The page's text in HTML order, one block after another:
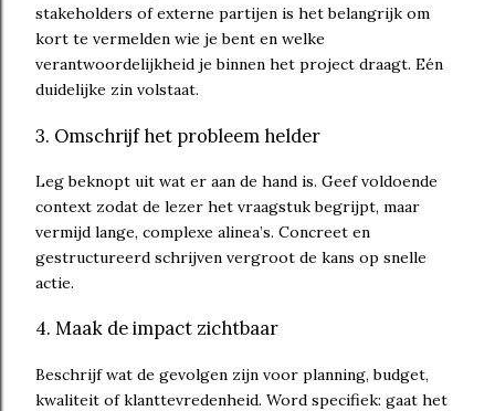
stakeholders of externe partijen is het belangrijk om
kort te vermelden wie je bent en welke
verantwoordelijkheid je binnen het project draagt. Eén
duidelijke zin volstaat.
3. Omschrijf het probleem helder
Leg beknopt uit wat er aan de hand is. Geef voldoende
context zodat de lezer het vraagstuk begrijpt, maar
vermijd lange, complexe alinea’s. Concreet en
gestructureerd schrijven vergroot de kans op snelle
actie.
4. Maak de impact zichtbaar
Beschrijf wat de gevolgen zijn voor planning, budget,
kwaliteit of klanttevredenheid. Word specifiek: gaat het